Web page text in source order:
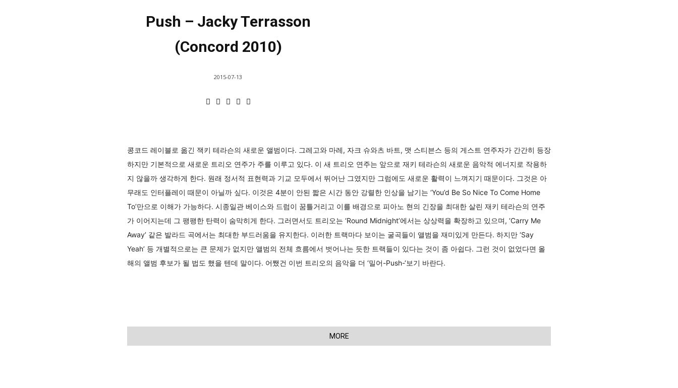
Push – Jacky Terrasson
(Concord 2010)
2015-07-13
콩코드 레이블로 옮긴 잭키 테라슨의 새로운 앨범이다. 그레고와 마레, 자크 슈와츠 바트, 맷 스티븐스 등의 게스트 연주자가 간간히 등장
하지만 기본적으로 새로운 트리오 연주가 주를 이루고 있다. 이 새 트리오 연주는 앞으로 재키 테라슨의 새로운 음악적 에너지로 작용하
지 않을까 생각하게 한다. 원래 정서적 표현력과 기교 모두에서 뛰어난 그였지만 그럼에도 새로운 활력이 느껴지기 때문이다. 그것은 아
무래도 인터플레이 때문이 아닐까 싶다. 이것은 4분이 안된 짧은 시간 동안 강렬한 인상을 남기는 ‘You’d Be So Nice To Come Home
To’만으로 이해가 가능하다. 시종일관 베이스와 드럼이 꿈틀거리고 이를 배경으로 피아노 현의 긴장을 최대한 살린 재키 테라슨의 연주
가 이어지는데 그 팽팽한 탄력이 숨막히게 한다. 그러면서도 트리오는 ‘Round Midnight’에서는 상상력을 확장하고 있으며, ‘Carry Me
Away’ 같은 발라드 곡에서는 최대한 부드러움을 유지한다. 이러한 트랙마다 보이는 굴곡들이 앨범을 재미있게 만든다. 하지만 ‘Say
Yeah’ 등 개별적으로는 큰 문제가 없지만 앨범의 전체 흐름에서 벗어나는 듯한 트랙들이 있다는 것이 좀 아쉽다. 그런 것이 없었다면 올
해의 앨범 후보가 될 법도 했을 텐데 말이다. 어쨌건 이번 트리오의 음악을 더 ‘밀어-Push-‘보기 바란다.
MORE